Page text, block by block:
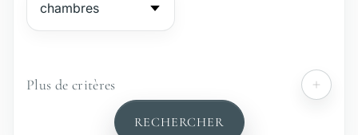
№
Plus de critères
RECHERCHER